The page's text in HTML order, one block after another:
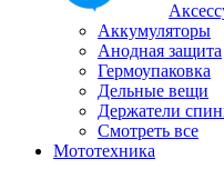
Аккумуляторы
Анодная защита
Гермоупаковка
Дельные вещи
Держатели
Смотреть все
Мототехника